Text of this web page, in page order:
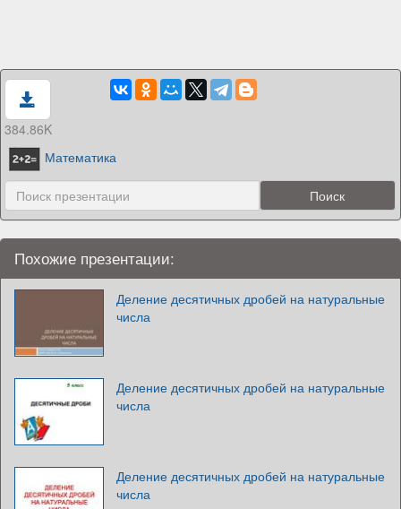
384.86K
Математика
Похожие презентации:
Деление десятичных дробей на натуральные
числа
Деление десятичных дробей на натуральные
числа
Деление десятичных дробей на натуральные
числа